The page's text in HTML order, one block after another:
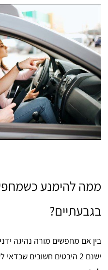
ממה להימנע
בגבעתיים?
בין אם מחפשים מורה נהיגה
ישנם 2 היבטים חשובים שכדאי לשים לב אליהם,